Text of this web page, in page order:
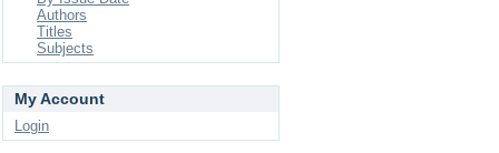
Authors
Titles
Subjects
My Account
Login